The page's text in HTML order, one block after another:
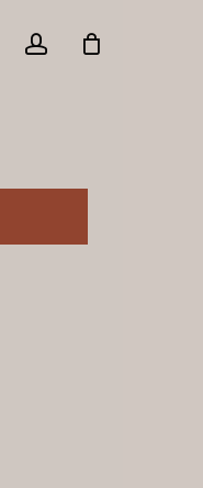
searchaccount